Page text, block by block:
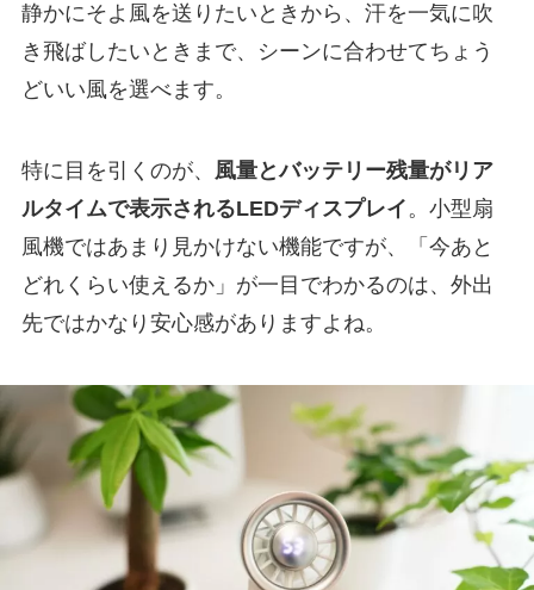
静かにそよ風を送りたいときから、汗を一気に吹
き飛ばしたいときまで、シーンに合わせてちょう
どいい風を選べます。
特に目を引くのが、
風量とバッテリー残量がリア
ルタイムで表示されるLEDディスプレイ 。小型扇
風機ではあまり見かけない機能ですが、「今あと
どれくらい使えるか」が一目でわかるのは、外出
先ではかなり安心感がありますよね。